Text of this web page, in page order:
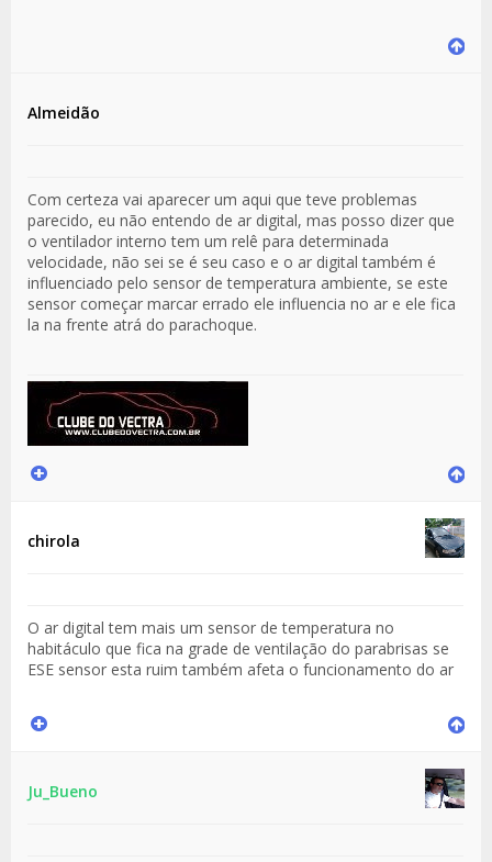
Almeidão
Com certeza vai aparecer um aqui que teve problemas
parecido, eu não entendo de ar digital, mas posso dizer que
o ventilador interno tem um relê para determinada
velocidade, não sei se é seu caso e o ar digital também é
influenciado pelo sensor de temperatura ambiente, se este
sensor começar marcar errado ele influencia no ar e ele fica
la na frente atrá do parachoque.
chirola
O ar digital tem mais um sensor de temperatura no
habitáculo que fica na grade de ventilação do parabrisas se
ESE sensor esta ruim também afeta o funcionamento do ar
Ju_Bueno